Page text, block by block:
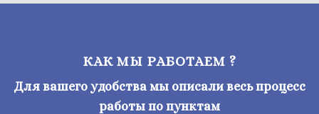
КАК МЫ РАБОТАЕМ ?
Для вашего удобства мы описали весь процесс
работы по пунктам